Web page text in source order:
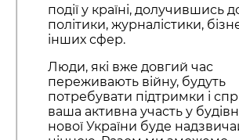
події у країні, долучившись
політики, журналістики,
інших сфер.
Люди, які вже довгий час
переживають війну, будуть
потребувати підтримки і
ваша активна участь у
нової України буде